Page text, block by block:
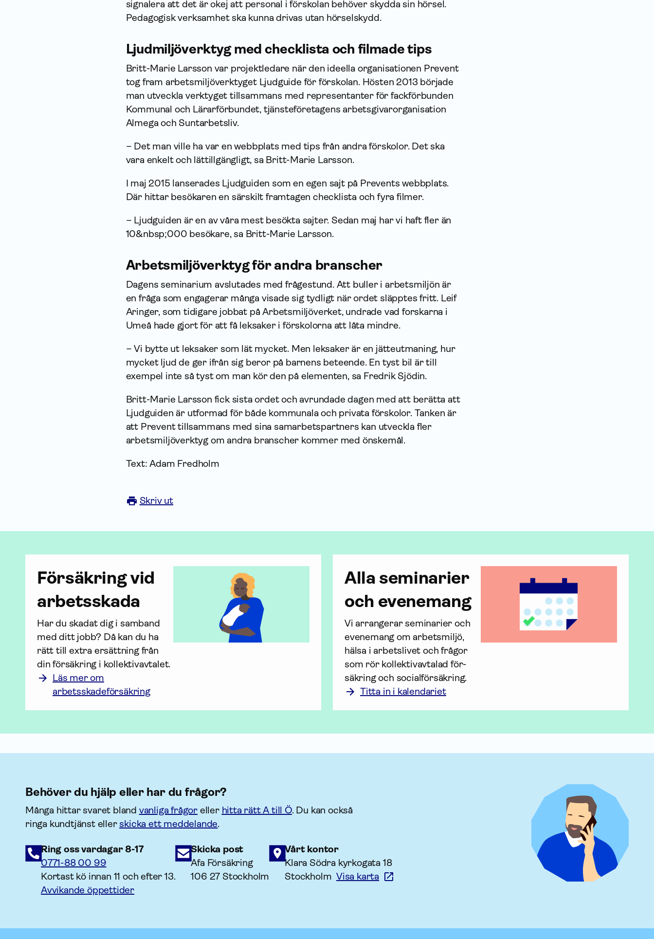
signalera att det är okej att personal i förskolan behöver skydda sin hörsel.
Pedagogisk verksamhet ska kunna drivas utan hörselskydd.
Ljudmiljöverktyg med checklista och filmade tips
Britt-Marie Larsson var projektledare när den ideella organisationen Prevent
tog fram arbetsmiljöverktyget Ljudguide för förskolan. Hösten 2013 började
man utveckla verktyget tillsammans med representanter för fackförbunden
Kommunal och Lärarförbundet, tjänsteföretagens arbetsgivar­organisation
Almega och Suntarbetsliv.
– Det man ville ha var en webbplats med tips från andra förskolor. Det ska
vara enkelt och lättillgängligt, sa Britt-Marie Larsson.
I maj 2015 lanserades Ljudguiden som en egen sajt på Prevents webbplats.
Där hittar besökaren en särskilt framtagen checklista och fyra filmer.
– Ljudguiden är en av våra mest besökta sajter. Sedan maj har vi haft fler än
10&nbsp;000 besökare, sa Britt-Marie Larsson.
Arbetsmiljöverktyg för andra branscher
Dagens seminarium avslutades med frågestund. Att buller i arbetsmiljön är
en fråga som engagerar många visade sig tydligt när ordet släpptes fritt. Leif
Aringer, som tidigare jobbat på Arbetsmiljöverket, undrade vad forskarna i
Umeå hade gjort för att få leksaker i förskolorna att låta mindre.
– Vi bytte ut leksaker som lät mycket. Men leksaker är en jätteutmaning, hur
mycket ljud de ger ifrån sig beror på barnens beteende. En tyst bil är till
exempel inte så tyst om man kör den på elementen, sa Fredrik Sjödin.
Britt-Marie Larsson fick sista ordet och avrundade dagen med att berätta att
Ljudguiden är utformad för både kommunala och privata förskolor. Tanken är
att Prevent tillsammans med sina samarbetspartners kan utveckla fler
arbetsmiljöverktyg om andra branscher kommer med önskemål.
Text: Adam Fredholm
Skriv ut
För­säkring vid
arbetsskada
Har du skadat dig i samband
med ditt jobb? Då kan du ha
rätt till extra ersättning från
din för­säkring i kollektiv­avtalet.
Läs mer om
arbetsskadeförsäkring
Alla seminarier
och evenemang
Vi arrangerar seminarier och
evenemang om arbetsmiljö,
hälsa i arbetslivet och frågor
som rör kollektiv­avtalad för­
säkring och socialförsäkring.
Titta in i kalendariet
Behöver du hjälp eller har du frågor?
Många hittar svaret bland vanliga frågor eller hitta rätt A till Ö. Du kan också
ringa kundtjänst eller skicka ett meddelande.
Ring oss vardagar 8-17
0771-88 00 99
Kortast kö innan 11 och efter 13.
Avvikande öppettider
Skicka post
Afa Försäkring
106 27 Stockholm
Vårt kontor
Klara Södra kyrkogata 18
StockholmVisa karta